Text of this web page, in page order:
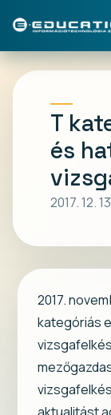
T
és
2017. 12.
2017.
kategóriás